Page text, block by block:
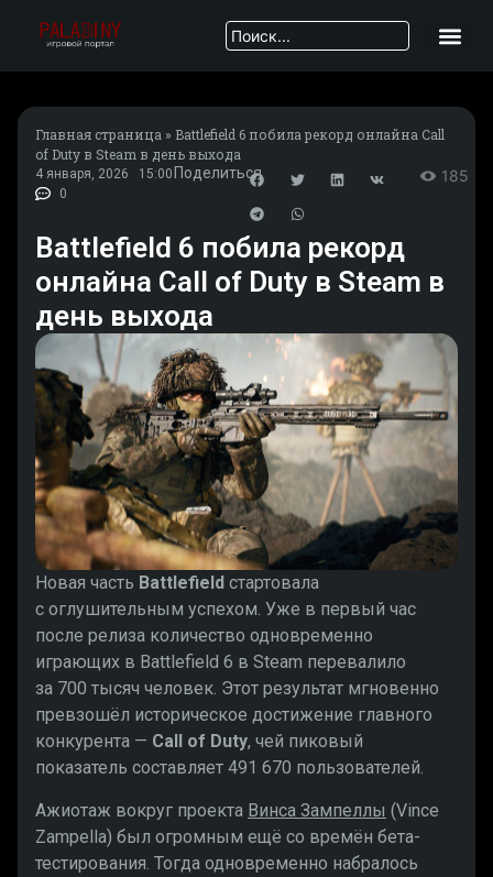
Главная страница » Battlefield 6 побила рекорд онлайна Call
of Duty в Steam в день выхода
4 января, 2026
15:00
0
Поделиться 185
Battlefield 6 побила рекорд
онлайна Call of Duty в Steam в
день выхода
Новая часть Battlefield стартовала
с оглушительным успехом. Уже в первый час
после релиза количество одновременно
играющих в Battlefield 6 в Steam перевалило
за 700 тысяч человек. Этот результат мгновенно
превзошёл историческое достижение главного
конкурента — Call of Duty, чей пиковый
показатель составляет 491 670 пользователей.
Ажиотаж вокруг проекта Винса Зампеллы (Vince
Zampella) был огромным ещё со времён бета-
тестирования. Тогда одновременно набралось